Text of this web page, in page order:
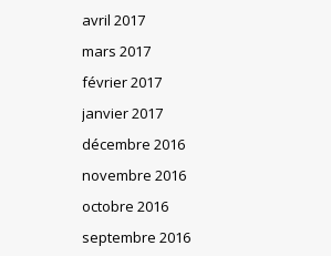
avril 2017
mars 2017
février 2017
janvier 2017
décembre 2016
novembre 2016
octobre 2016
septembre 2016